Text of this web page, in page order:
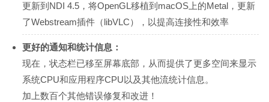
更新到NDI 4.5，将OpenGL移植到macOS上的Metal，更新
了Webstream插件（libVLC），以提高连接性和效率
更好的通知和统计信息：
现在，状态栏已移至屏幕底部，从而提供了更多空间来显示
系统CPU和应用程序CPU以及其他流统计信息。
加上数百个其他错误修复和改进！